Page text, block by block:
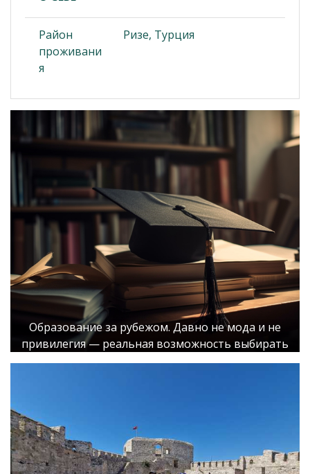
Район
проживани
я
Ризе, Турция
Образование за рубежом. Давно не мода и не
привилегия — реальная возможность выбирать